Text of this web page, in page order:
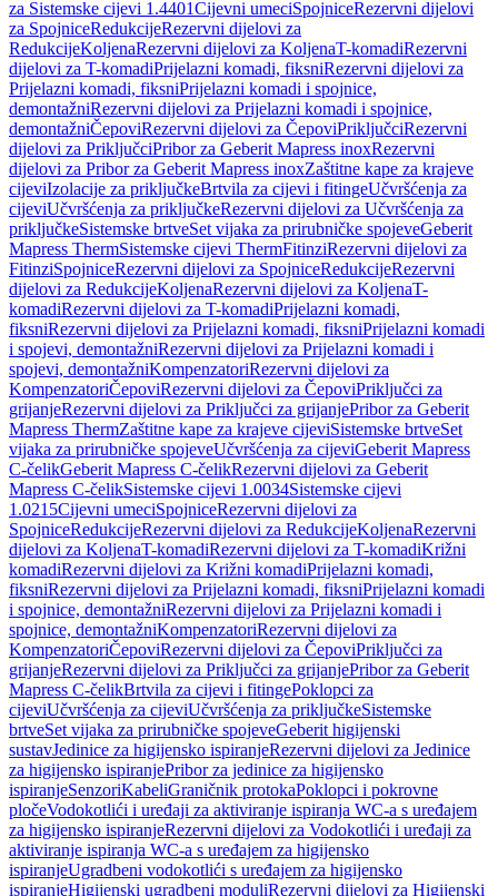
za Sistemske cijevi 1.4401Cijevni umeciSpojniceRezervni dijelovi
za SpojniceRedukcijeRezervni dijelovi za
RedukcijeKoljenaRezervni dijelovi za KoljenaT-komadiRezervni
dijelovi za T-komadiPrijelazni komadi, fiksniRezervni dijelovi za
Prijelazni komadi, fiksniPrijelazni komadi i spojnice,
demontažniRezervni dijelovi za Prijelazni komadi i spojnice,
demontažniČepoviRezervni dijelovi za ČepoviPriključciRezervni
dijelovi za PriključciPribor za Geberit Mapress inoxRezervni
dijelovi za Pribor za Geberit Mapress inoxZaštitne kape za krajeve
cijeviIzolacije za priključkeBrtvila za cijevi i fitingeUčvršćenja za
cijeviUčvršćenja za priključkeRezervni dijelovi za Učvršćenja za
priključkeSistemske brtveSet vijaka za prirubničke spojeveGeberit
Mapress ThermSistemske cijevi ThermFitinziRezervni dijelovi za
FitinziSpojniceRezervni dijelovi za SpojniceRedukcijeRezervni
dijelovi za RedukcijeKoljenaRezervni dijelovi za KoljenaT-
komadiRezervni dijelovi za T-komadiPrijelazni komadi,
fiksniRezervni dijelovi za Prijelazni komadi, fiksniPrijelazni komadi
i spojevi, demontažniRezervni dijelovi za Prijelazni komadi i
spojevi, demontažniKompenzatoriRezervni dijelovi za
KompenzatoriČepoviRezervni dijelovi za ČepoviPriključci za
grijanjeRezervni dijelovi za Priključci za grijanjePribor za Geberit
Mapress ThermZaštitne kape za krajeve cijeviSistemske brtveSet
vijaka za prirubničke spojeveUčvršćenja za cijeviGeberit Mapress
C-čelikGeberit Mapress C-čelikRezervni dijelovi za Geberit
Mapress C-čelikSistemske cijevi 1.0034Sistemske cijevi
1.0215Cijevni umeciSpojniceRezervni dijelovi za
SpojniceRedukcijeRezervni dijelovi za RedukcijeKoljenaRezervni
dijelovi za KoljenaT-komadiRezervni dijelovi za T-komadiKrižni
komadiRezervni dijelovi za Križni komadiPrijelazni komadi,
fiksniRezervni dijelovi za Prijelazni komadi, fiksniPrijelazni komadi
i spojnice, demontažniRezervni dijelovi za Prijelazni komadi i
spojnice, demontažniKompenzatoriRezervni dijelovi za
KompenzatoriČepoviRezervni dijelovi za ČepoviPriključci za
grijanjeRezervni dijelovi za Priključci za grijanjePribor za Geberit
Mapress C-čelikBrtvila za cijevi i fitingePoklopci za
cijeviUčvršćenja za cijeviUčvršćenja za priključkeSistemske
brtveSet vijaka za prirubničke spojeveGeberit higijenski
sustavJedinice za higijensko ispiranjeRezervni dijelovi za Jedinice
za higijensko ispiranjePribor za jedinice za higijensko
ispiranjeSenzoriKabeliGraničnik protokaPoklopci i pokrovne
pločeVodokotlići i uređaji za aktiviranje ispiranja WC-a s uređajem
za higijensko ispiranjeRezervni dijelovi za Vodokotlići i uređaji za
aktiviranje ispiranja WC-a s uređajem za higijensko
ispiranjeUgradbeni vodokotlići s uređajem za higijensko
ispiranjeHigijenski ugradbeni moduliRezervni dijelovi za Higijenski